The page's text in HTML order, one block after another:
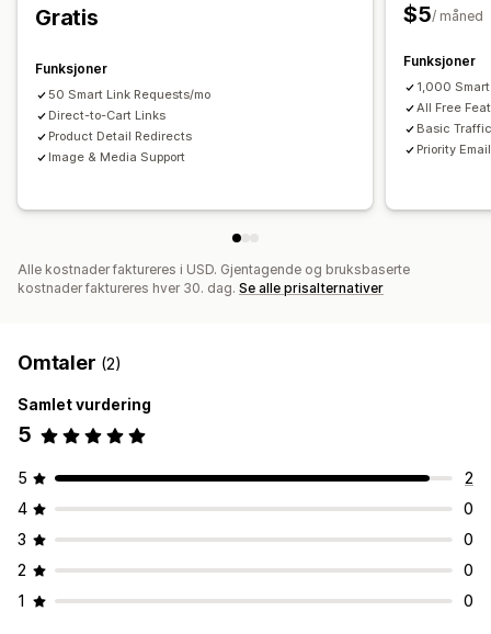
Gratis
Funksjoner
50 Smart Link Requests/mo
Direct-to-Cart Links
Product Detail Redirects
Image & Media Support
$5/ måned
Funksjoner
1,000
All Free
Basic
Priority
Alle kostnader faktureres i USD. Gjentagende og bruksbaserte
kostnader faktureres hver 30. dag. Se alle prisalternativer
Omtaler (2)
Samlet vurdering
5
5
2
4
0
3
0
2
0
1
0